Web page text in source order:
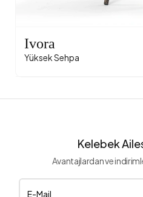
Ivora
Yüksek Sehpa
Kelebek
Avantajlardan ve